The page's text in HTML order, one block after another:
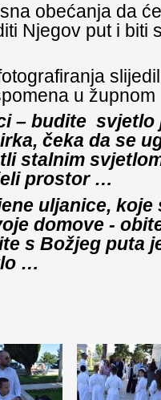
obećanja da
Njegov put i biti
u župnom
– budite svjetlo
čeka da se
stalnim
prostor …
uljanice, koje
domove -
s Božjeg puta
…